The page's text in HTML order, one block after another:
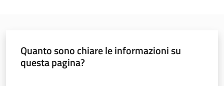
Quanto sono chiare le informazioni su
questa pagina?